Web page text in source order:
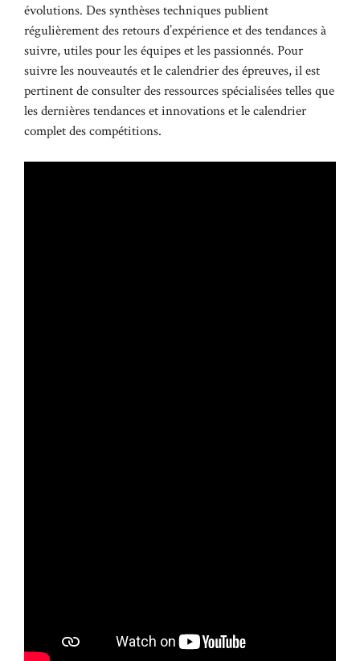
évolutions. Des synthèses techniques publient
régulièrement des retours d’expérience et des tendances à
suivre, utiles pour les équipes et les passionnés. Pour
suivre les nouveautés et le calendrier des épreuves, il est
pertinent de consulter des ressources spécialisées telles que
les dernières tendances et innovationset lecalendrier
complet des compétitions.